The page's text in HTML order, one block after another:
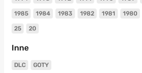
1985 1984 1983 1982 1981 1980
25 20
Inne
DLC GOTY